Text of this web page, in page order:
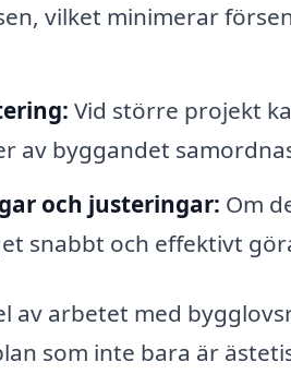
vilket minimerar
Vid större projekt
av byggandet
och justeringar: Om
snabbt och effektivt
av arbetet med
som inte bara är